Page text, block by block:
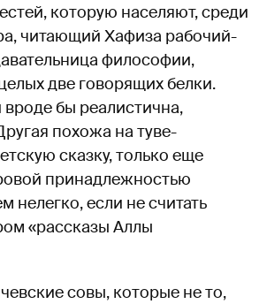
которую населяют, среди
читающий Хафиза рабочий-
философии,
две говорящих белки.
бы реалистична,
похожа на туве-
сказку, только еще
принадлежностью
нелегко, если не считать
«рассказы Аллы
совы, которые не то,